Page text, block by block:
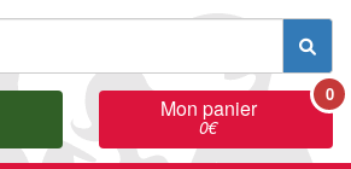
Mon panier
0€
0